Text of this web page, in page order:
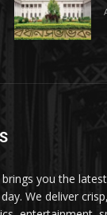
you the
We deliver